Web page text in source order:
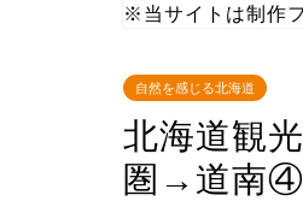
※当サイトは制作
自然を感じる北海道
北海道観
圏→道南④